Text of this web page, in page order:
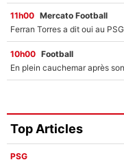
11h00 Mercato Football
10h00 Football
Top Articles
PSG